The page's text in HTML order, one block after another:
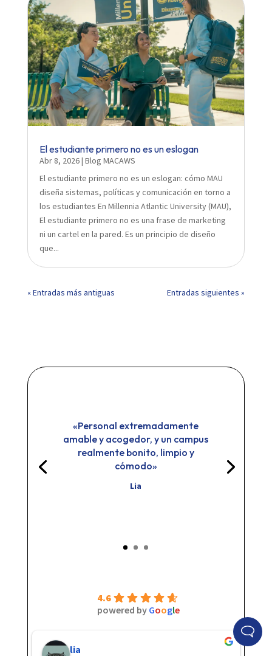
El estudiante primero no es un eslogan
Abr 8, 2026| Blog MACAWS
El estudiante primero no es un eslogan: cómo MAU
diseña sistemas, políticas y comunicación en torno a
los estudiantes En Millennia Atlantic University (MAU),
El estudiante primero no es una frase de marketing
ni un cartel en la pared. Es un principio de diseño
que...
« Entradas más antiguas Entradas siguientes »
«Personal extremadamente
amable y acogedor, y un campus
realmente bonito, limpio y
cómodo»
Lia
4.6
powered by Google
lia